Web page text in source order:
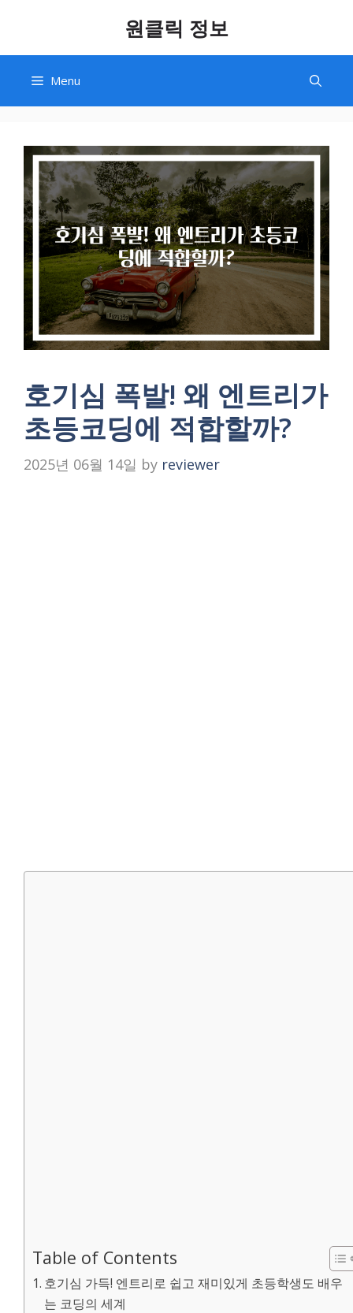
content
원클릭 정보
Menu
호기심 폭발! 왜 엔트리가
초등코딩에 적합할까?
2025년 06월 14일 by reviewer
Table of Contents
호기심 가득! 엔트리로 쉽고 재미있게 초등학생도 배우
는 코딩의 세계